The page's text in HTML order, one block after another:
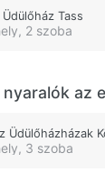
Tass
2 szoba
az
Üdülőházházak
3 szoba